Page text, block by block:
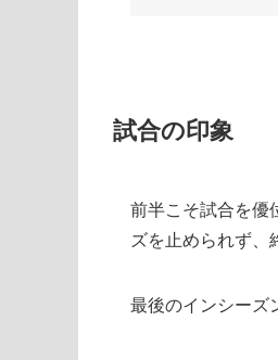
試合の印象
前半こそ試合を優
ズを止められず、
最後のインシーズ